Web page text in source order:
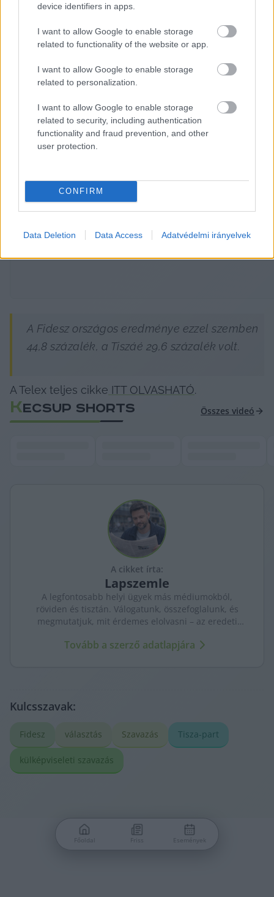
device identifiers in apps.
I want to allow Google to enable storage
related to functionality of the website or app.
I want to allow Google to enable storage
related to personalization.
I want to allow Google to enable storage
related to security, including authentication
functionality and fraud prevention, and other
user protection.
CONFIRM
Data Deletion Data Access Adatvédelmi irányelvek
választóinak nagy többsége a korábbi
választásokon a Fidesz ellen szavazott”
– írta Bódi
Mátyás.
A 2024-es európai parlamenti választáson
19 százalékát kapta a Fidesz, és több mint 50
százalékát (a mostaninál jóval kevésbé
népszerű) Tisza – emlékeztetett a
A Fidesz országos eredménye ezzel szemben
44,8 százalék, a Tiszáé 29,6 százalék volt.
A Telex teljes cikke ITT OLVASHATÓ.
KECSUP SHORTS Összes videó
A cikket írta:
Lapszemle
A legfontosabb helyi ügyek más médiumokból,
röviden és tisztán. Válogatunk, összefoglalunk, és
megmutatjuk, mit érdemes elolvasni – az eredeti
Tovább a szerző adatlapjára
Kulcsszavak:
Fidesz választás Szavazás Tisza-part
külképviseleti szavazás
Főoldal Friss Események